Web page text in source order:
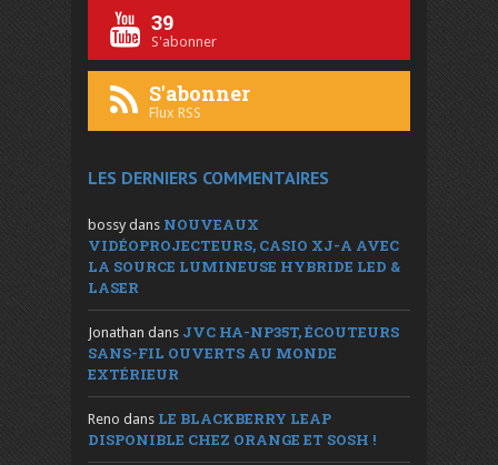
39
S'abonner
S'abonner
Flux RSS
LES DERNIERS COMMENTAIRES
bossy dans NOUVEAUX
VIDÉOPROJECTEURS, CASIO XJ-A AVEC
LA SOURCE LUMINEUSE HYBRIDE LED &
LASER
Jonathan dans JVC HA-NP35T, ÉCOUTEURS
SANS-FIL OUVERTS AU MONDE
EXTÉRIEUR
Reno dans LE BLACKBERRY LEAP
DISPONIBLE CHEZ ORANGE ET SOSH !